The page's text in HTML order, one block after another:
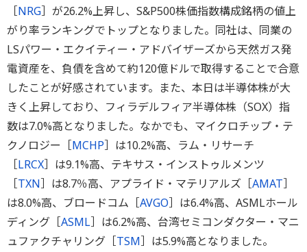
［NRG］が26.2%上昇し、S&P500株価指数構成銘柄の値上
がり率ランキングでトップとなりました。同社は、同業の
LSパワー・エクイティー・アドバイザーズから天然ガス発
電資産を、負債を含めて約120億ドルで取得することで合意
したことが好感されています。また、本日は半導体株が大
きく上昇しており、フィラデルフィア半導体株（SOX）指
数は7.0%高となりました。なかでも、マイクロチップ・テ
クノロジー［MCHP］は10.2%高、ラム・リサーチ
［LRCX］は9.1%高、テキサス・インストゥルメンツ
［TXN］は8.7％高、アプライド・マテリアルズ［AMAT］
は8.0%高、ブロードコム［AVGO］は6.4%高、ASMLホール
ディング［ASML］は6.2%高、台湾セミコンダクター・マニ
ュファクチャリング［TSM］は5.9%高となりました。